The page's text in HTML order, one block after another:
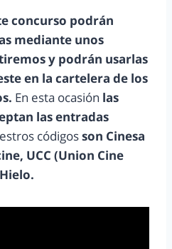
concurso podrán
mediante unos
y podrán usarlas
en la cartelera de los
En esta ocasión las
las entradas
códigosson Cinesa
UCC (Union Cine